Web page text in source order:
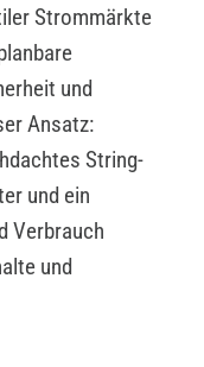
Strommärkte
und
Ansatz:
String-
und ein
Verbrauch
und